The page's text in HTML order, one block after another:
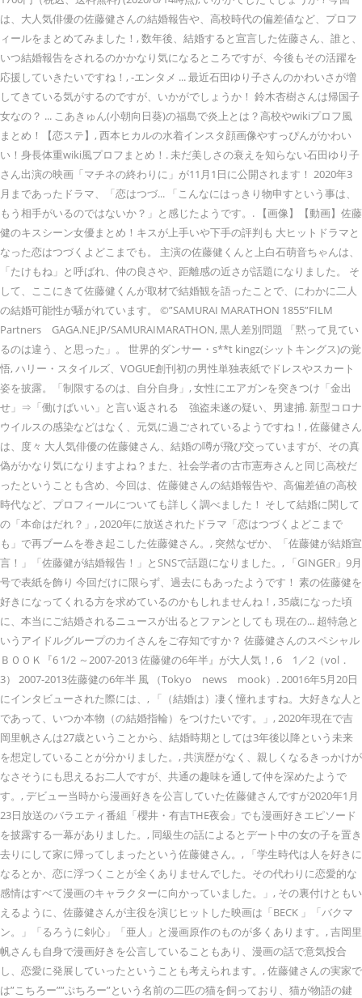
は、大人気俳優の佐藤健さんの結婚報告や、高校時代の偏差値など、プロフ
ィールをまとめてみました！, 数年後、結婚すると宣言した佐藤さん、誰と、
いつ結婚報告をされるのかかなり気になるところですが、今後もその活躍を
応援していきたいですね！, -エンタメ ... 最近石田ゆり子さんのかわいさが増
してきている気がするのですが、いかがでしょうか！ 鈴木杏樹さんは帰国子
女なの？ ... こあきゅん(小朝向日葵)の福島で炎上とは？高校やwikiプロフ風
まとめ！【恋ステ】, 西本ヒカルの水着インスタ顔画像やすっぴんがかわい
い！身長体重wiki風プロフまとめ！. 未だ美しさの衰えを知らない石田ゆり子
さん出演の映画「マチネの終わりに」が11月1日に公開されます！ 2020年3
月まであったドラマ、「恋はつづ... 「こんなにはっきり物申すという事は、
もう相手がいるのではないか？」と感じたようです。. 【画像】【動画】佐藤
健のキスシーン女優まとめ！キスが上手いや下手の評判も 大ヒットドラマと
なった恋はつづくよどこまでも。 主演の佐藤健くんと上白石萌音ちゃんは、
「たけもね」と呼ばれ、仲の良さや、距離感の近さが話題になりました。 そ
して、ここにきて佐藤健くんが取材で結婚観を語ったことで、にわかに二人
の結婚可能性が騒がれています。 ©”SAMURAI MARATHON 1855”FILM
Partners GAGA.NE.JP/SAMURAIMARATHON, 黒人差別問題 「黙って見てい
るのは違う、と思った」。 世界的ダンサー・s**t kingz(シットキングス)の覚
悟, ハリー・スタイルズ、VOGUE創刊初の男性単独表紙でドレスやスカート
姿を披露。「制限するのは、自分自身」, 女性にエアガンを突きつけ「金出
せ」⇒「働けばいい」と言い返される 強盗未遂の疑い、男逮捕. 新型コロナ
ウイルスの感染などはなく、元気に過ごされているようですね！, 佐藤健さん
は、度々 大人気俳優の佐藤健さん、結婚の噂が飛び交っていますが、その真
偽がかなり気になりますよね？また、社会学者の古市憲寿さんと同じ高校だ
ったということも含め、今回は、佐藤健さんの結婚報告や、高偏差値の高校
時代など、プロフィールについても詳しく調べました！ そして結婚に関して
の「本命はだれ？」, 2020年に放送されたドラマ「恋はつづくよどこまで
も」で再ブームを巻き起こした佐藤健さん。, 突然なぜか、「佐藤健が結婚宣
言！」「佐藤健が結婚報告！」とSNSで話題になりました。, 「GINGER」9月
号で表紙を飾り 今回だけに限らず、過去にもあったようです！ 素の佐藤健を
好きになってくれる方を求めているのかもしれませんね！, 35歳になった頃
に、本当にご結婚されるニュースが出るとファンとしても 現在の... 超特急と
いうアイドルグループのカイさんをご存知ですか？ 佐藤健さんのスペシャル
ＢＯＯＫ『6 1/2 ～2007-2013 佐藤健の6年半』が大人気！, 6 1／2（vol．
3） 2007-2013佐藤健の6年半 風 （Tokyo news mook）. 20016年5月20日
にインタビューされた際には、, 「（結婚は）凄く憧れますね。大好きな人と
であって、いつか本物（の結婚指輪）をつけたいです。」, 2020年現在で吉
岡里帆さんは27歳ということから、結婚時期としては3年後以降という未来
を想定していることが分かりました。, 共演歴がなく、親しくなるきっかけが
なさそうにも思えるお二人ですが、共通の趣味を通して仲を深めたようで
す。, デビュー当時から漫画好きを公言していた佐藤健さんですが2020年1月
23日放送のバラエティ番組「櫻井・有吉THE夜会」でも漫画好きエピソード
を披露する一幕がありました。, 同級生の話によるとデート中の女の子を置き
去りにして家に帰ってしまったという佐藤健さん。, 「学生時代は人を好きに
なるとか、恋に浮つくことが全くありませんでした。その代わりに恋愛的な
感情はすべて漫画のキャラクターに向かっていました。」, その裏付けともい
えるように、佐藤健さんが主役を演じヒットした映画は「BECK 」「バクマ
ン。」「るろうに剣心」「亜人」と漫画原作のものが多くあります。, 吉岡里
帆さんも自身で漫画好きを公言していることもあり、漫画の話で意気投合
し、恋愛に発展していったということも考えられます。, 佐藤健さんの実家で
は”こちろー””ぷちろー”という名前の二匹の猫を飼っており、猫が物語の鍵